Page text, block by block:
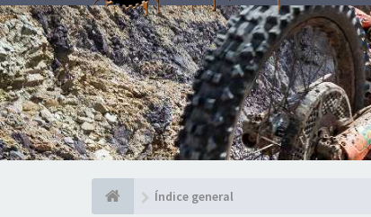
Índice general